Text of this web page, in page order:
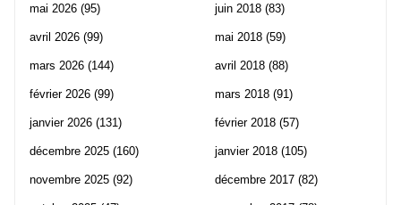
mai 2026 (95)
avril 2026 (99)
mars 2026 (144)
février 2026 (99)
janvier 2026 (131)
décembre 2025 (160)
novembre 2025 (92)
juin 2018 (83)
mai 2018 (59)
avril 2018 (88)
mars 2018 (91)
février 2018 (57)
janvier 2018 (105)
décembre 2017 (82)